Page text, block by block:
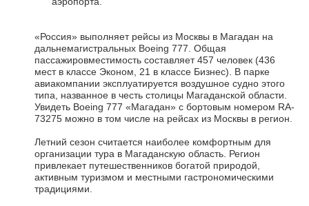
«Россия» выполняет рейсы из Москвы в Магадан на
дальнемагистральных Boeing 777. Общая
пассажировместимость составляет 457 человек (436
мест в классе Эконом, 21 в классе Бизнес). В парке
авиакомпании эксплуатируется воздушное судно этого
типа, названное в честь столицы Магаданской области.
Увидеть Boeing 777 «Магадан» с бортовым номером RA-
73275 можно в том числе на рейсах из Москвы в регион.
Летний сезон считается наиболее комфортным для
организации тура в Магаданскую область. Регион
привлекает путешественников богатой природой,
активным туризмом и местными гастрономическими
традициями.